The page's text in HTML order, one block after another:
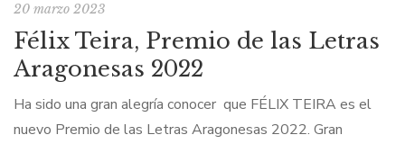
20 marzo 2023
Félix Teira, Premio de las Letras
Aragonesas 2022
Ha sido una gran alegría conocer que FÉLIX TEIRA es el
nuevo Premio de las Letras Aragonesas 2022. Gran